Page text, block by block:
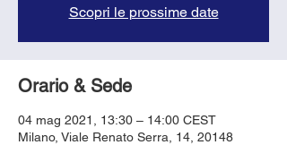
Scopri le prossime date
Orario & Sede
04 mag 2021, 13:30 – 14:00 CEST
Milano, Viale Renato Serra, 14, 20148